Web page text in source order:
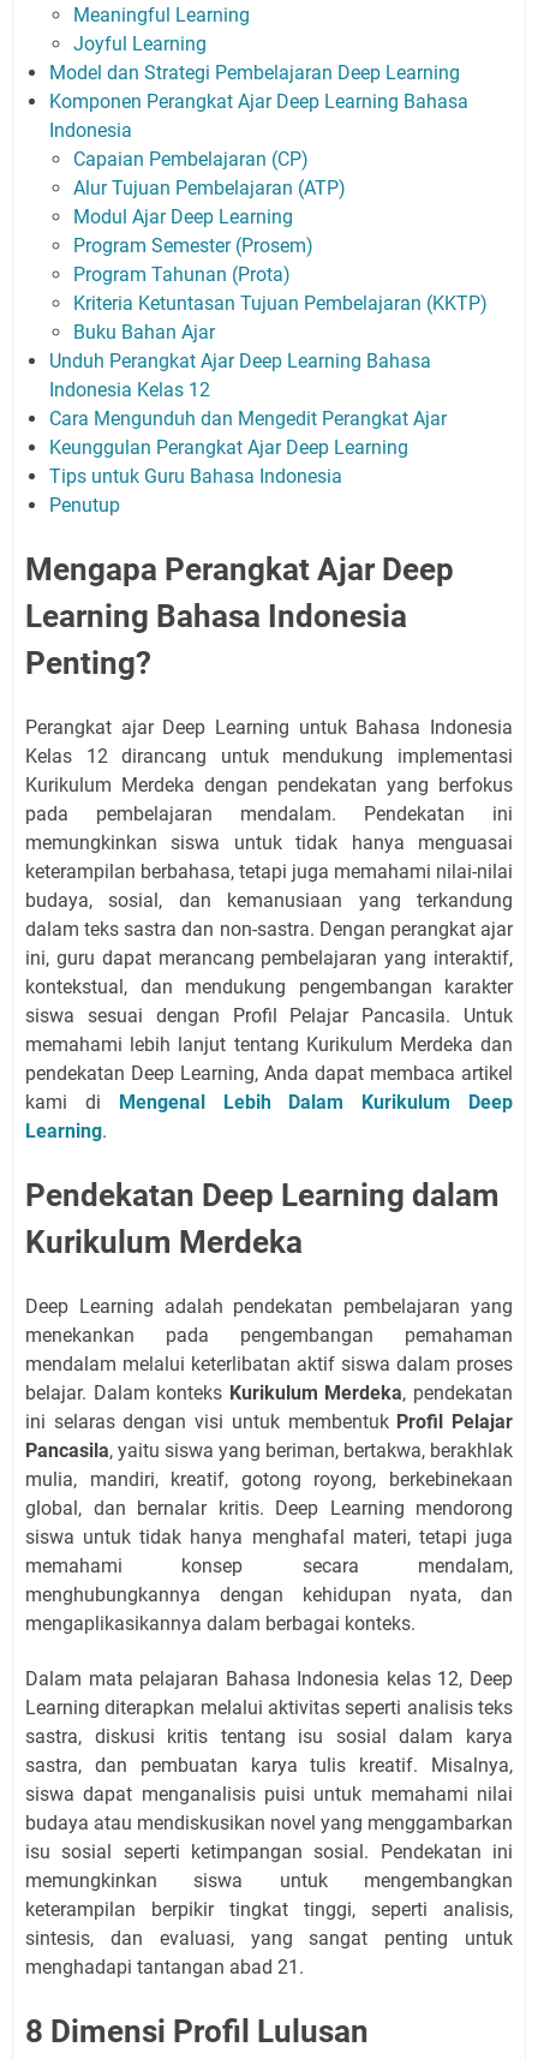
Meaningful Learning
Joyful Learning
Model dan Strategi Pembelajaran Deep Learning
Komponen Perangkat Ajar Deep Learning Bahasa
Indonesia
Capaian Pembelajaran (CP)
Alur Tujuan Pembelajaran (ATP)
Modul Ajar Deep Learning
Program Semester (Prosem)
Program Tahunan (Prota)
Kriteria Ketuntasan Tujuan Pembelajaran (KKTP)
Buku Bahan Ajar
Unduh Perangkat Ajar Deep Learning Bahasa
Indonesia Kelas 12
Cara Mengunduh dan Mengedit Perangkat Ajar
Keunggulan Perangkat Ajar Deep Learning
Tips untuk Guru Bahasa Indonesia
Penutup
Mengapa Perangkat Ajar Deep
Learning Bahasa Indonesia
Penting?
Perangkat ajar Deep Learning untuk Bahasa Indonesia
Kelas 12 dirancang untuk mendukung implementasi
Kurikulum Merdeka dengan pendekatan yang berfokus
pada pembelajaran mendalam. Pendekatan ini
memungkinkan siswa untuk tidak hanya menguasai
keterampilan berbahasa, tetapi juga memahami nilai-nilai
budaya, sosial, dan kemanusiaan yang terkandung
dalam teks sastra dan non-sastra. Dengan perangkat ajar
ini, guru dapat merancang pembelajaran yang interaktif,
kontekstual, dan mendukung pengembangan karakter
siswa sesuai dengan Profil Pelajar Pancasila. Untuk
memahami lebih lanjut tentang Kurikulum Merdeka dan
pendekatan Deep Learning, Anda dapat membaca artikel
kami di
Mengenal Lebih Dalam Kurikulum Deep
Learning.
Pendekatan Deep Learning dalam
Kurikulum Merdeka
Deep Learning adalah pendekatan pembelajaran yang
menekankan pada pengembangan pemahaman
mendalam melalui keterlibatan aktif siswa dalam proses
belajar. Dalam konteks Kurikulum Merdeka, pendekatan
ini selaras dengan visi untuk membentuk Profil Pelajar
Pancasila, yaitu siswa yang beriman, bertakwa, berakhlak
mulia, mandiri, kreatif, gotong royong, berkebinekaan
global, dan bernalar kritis. Deep Learning mendorong
siswa untuk tidak hanya menghafal materi, tetapi juga
memahami konsep secara mendalam,
menghubungkannya dengan kehidupan nyata, dan
mengaplikasikannya dalam berbagai konteks.
Dalam mata pelajaran Bahasa Indonesia kelas 12, Deep
Learning diterapkan melalui aktivitas seperti analisis teks
sastra, diskusi kritis tentang isu sosial dalam karya
sastra, dan pembuatan karya tulis kreatif. Misalnya,
siswa dapat menganalisis puisi untuk memahami nilai
budaya atau mendiskusikan novel yang menggambarkan
isu sosial seperti ketimpangan sosial. Pendekatan ini
memungkinkan siswa untuk mengembangkan
keterampilan berpikir tingkat tinggi, seperti analisis,
sintesis, dan evaluasi, yang sangat penting untuk
menghadapi tantangan abad 21.
8 Dimensi Profil Lulusan